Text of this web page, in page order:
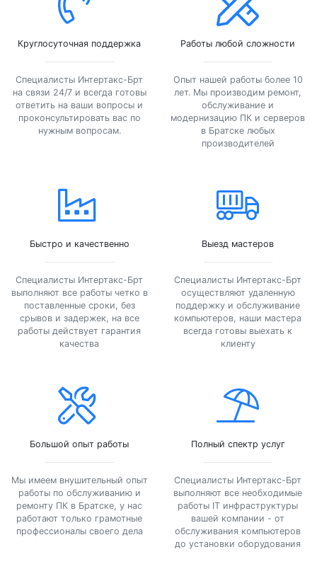
Круглосуточная поддержка
Специалисты Интертакс-Брт
на связи 24/7 и всегда готовы
ответить на ваши вопросы и
проконсультировать вас по
нужным вопросам.
Работы любой сложности
Опыт нашей работы более 10
лет. Мы производим ремонт,
обслуживание и
модернизацию ПК и серверов
в Братске любых
производителей
Быстро и качественно
Специалисты Интертакс-Брт
выполняют все работы четко в
поставленные сроки, без
срывов и задержек, на все
работы действует гарантия
качества
Выезд мастеров
Специалисты Интертакс-Брт
осуществляют удаленную
поддержку и обслуживание
компьютеров, наши мастера
всегда готовы выехать к
клиенту
Большой опыт работы
Мы имеем внушительный опыт
работы по обслуживанию и
ремонту ПК в Братске, у нас
работают только грамотные
профессионалы своего дела
Полный спектр услуг
Специалисты Интертакс-Брт
выполняют все необходимые
работы IT инфраструктуры
вашей компании - от
обслуживания компьютеров
до установки оборудования